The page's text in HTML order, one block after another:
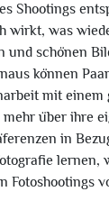
Shootings
wirkt, was
und schönen
können
mit einem
mehr über ihre
in
lernen,
Fotoshootings